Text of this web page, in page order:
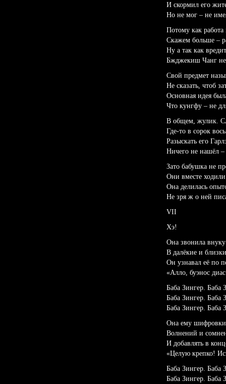
И скормил его
Но не мог – не
Потому как работа
Скажем больше –
Ну а так как
Бжджекиш Чанг не
Свой предмет
Не сказать, чтоб
Основная идея
Что кунгфу – не
В общем, жулик.
Где-то в сорок
Разыскать его
Ничего не нашёл
Зато бабушка не
Они вместе
Она делилась
Не зря ж о ней
VII
Хэ!
Она звонила
В далёкие и
Он узнавал её по
«Алло, буэнос
Баба Зингер. Баба
Баба Зингер. Баба
Баба Зингер. Баба
Она ему шифровки
Волнений и
И добавлять в
«Целую крепко!
Баба Зингер. Баба
Баба Зингер. Баба